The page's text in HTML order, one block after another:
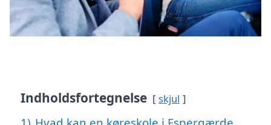
Indholdsfortegnelse skjul